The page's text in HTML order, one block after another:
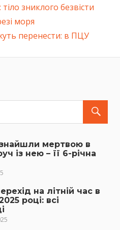
зниклого безвісти
моря
перенести: в ПЦУ
мертвою в
із нею – її 6-річна
на літній час в
році: всі